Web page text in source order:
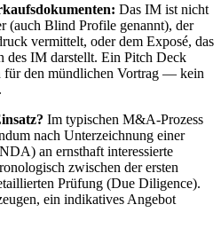
Das IM ist nicht
(auch Blind Profile genannt), der
vermittelt, oder dem Exposé, das
des IM darstellt. Ein Pitch Deck
für den mündlichen Vortrag — kein
Im typischen M&A-Prozess
nach Unterzeichnung einer
an ernsthaft interessierte
zwischen der ersten
Prüfung (Due Diligence).
ein indikatives Angebot